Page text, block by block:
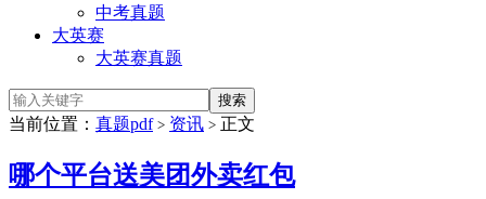
中考真题
大英赛
大英赛真题
当前位置： 真题pdf > 资讯 > 正文
哪个平台送美团外卖红包